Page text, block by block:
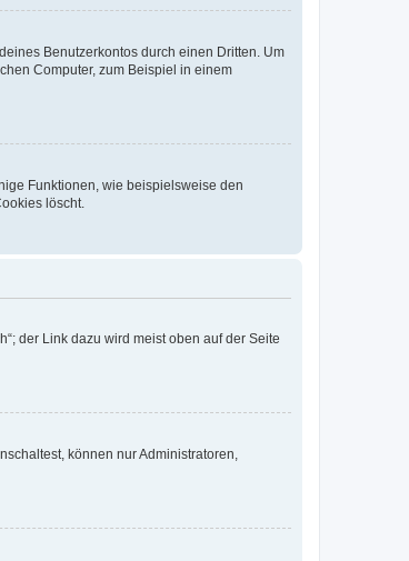
Benutzerkontos durch einen Dritten. Um
Computer, zum Beispiel in einem
Funktionen, wie beispielsweise den
löscht.
der Link dazu wird meist oben auf der Seite
können nur Administratoren,